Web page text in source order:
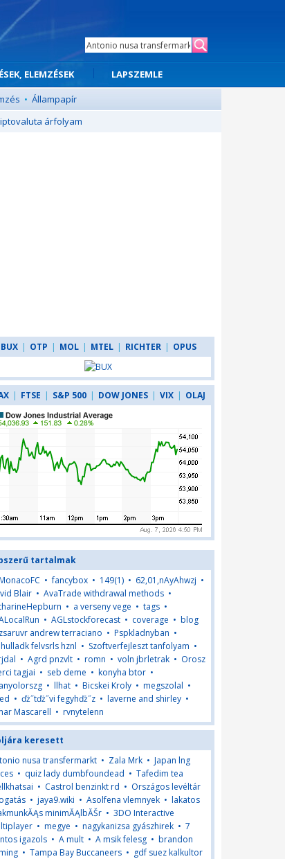
ELEMZÉSEK
LAPSZEMLE
• Állampapír
árfolyam
BUX | OTP | MOL | MTEL | RICHTER | OPUS
| FTSE | S&P 500 | DOW JONES | VIX | OLAJ
tartalmak
•fancybox • 149(1) • 62,01,nAyAhwzj •
Blair • AvaTrade withdrawal methods •
• a verseny vege • tags •
• AGLstockforecast • coverage • blog
zsaruvr andrew terraciano • Pspkladnyban •
felvsrls hznl • Szoftverfejleszt tanfolyam •
• Agrd pnzvlt • romn • voln jbrletrak • Orosz
tagjai • seb deme • konyha btor •
• llhat • Bicskei Kroly • megszolal •
• ďż˝tďż˝vi fegyhďż˝z • laverne and shirley •
Mascarell • rvnytelenn
keresett
nusa transfermarkt • Zala Mrk • Japan lng
• quiz lady dumbfoundead • Tafedim tea
• Castrol benzinkt rd • Országos levéltár
• jaya9.wiki • Asolfena vlemnyek • lakatos
minimĂĄlbĂŠr • 3DO Interactive
• megye • nagykanizsa gyászhirek • 7
igazols • A mult • A msik felesg • brandon
• Tampa Bay Buccaneers • gdf suez kalkultor